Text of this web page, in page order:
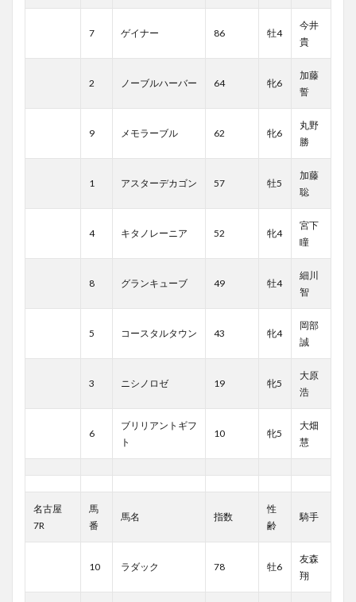
7 ゲイナー 86 牡4
今井
貴
2 ノーブルハーバー 64 牝6
加藤
誓
9 メモラーブル 62 牝6
丸野
勝
1 アスターデカゴン 57 牡5
加藤
聡
4 キタノレーニア 52 牝4
宮下
瞳
8 グランキューブ 49 牡4
細川
智
5 コースタルタウン 43 牝4
岡部
誠
3 ニシノロゼ 19 牝5
大原
浩
6
ブリリアントギフ
ト
10 牝5
大畑
慧
名古屋
7R
馬
番
馬名 指数
性
齢
騎手
10 ラダック 78 牡6
友森
翔